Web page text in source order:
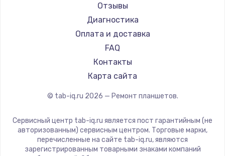
Aquarius
Philips
Dell
HP
Getac
ZTE
CHUWI
Отзывы
Диагностика
Оплата и доставка
FAQ
Контакты
Карта сайта
© tab-iq.ru 2026 — Ремонт планшетов.
Сервисный центр tab-iq.ru является пост гарантийным (не
авторизованным) сервисным центром. Торговые марки,
перечисленные на сайте tab-iq.ru, являются
зарегистрированным товарными знаками компаний